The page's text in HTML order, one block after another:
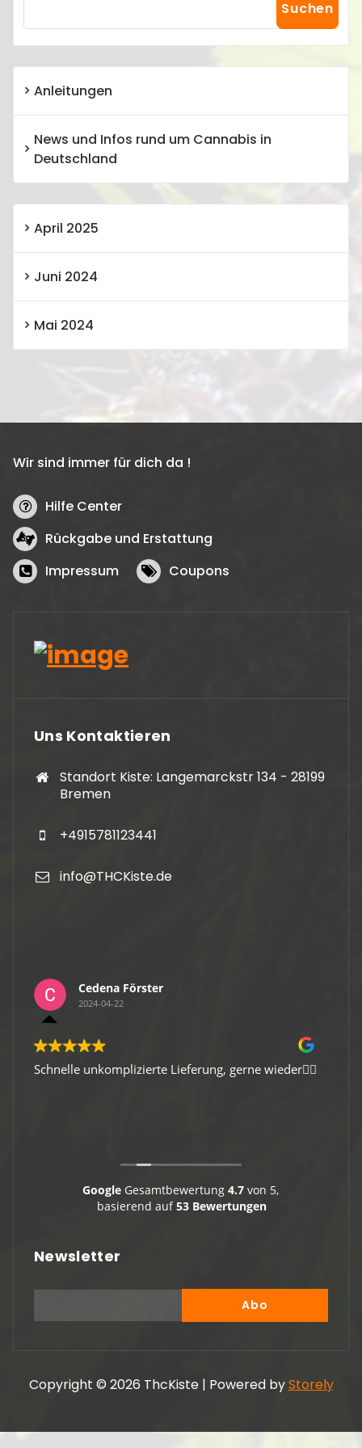
Suchen
Anleitungen
News und Infos rund um Cannabis in
Deutschland
April 2025
Juni 2024
Mai 2024
Wir sind immer für dich da !
Hilfe Center
Rückgabe und Erstattung
Impressum
Coupons
Uns Kontaktieren
Standort Kiste: Langemarckstr 134 - 28199
Bremen
+4915781123441
info@THCKiste.de
Cedena Förster
2024-04-22
Schnelle unkomplizierte Lieferung, gerne wieder👍🏻
GoogleGesamtbewertung 4.7von 5,
basierend auf53 Bewertungen
Newsletter
Copyright © 2026 ThcKiste | Powered byStorely